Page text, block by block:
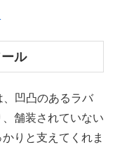
ル
、凹凸のあるラバ
舗装されていない
りと支えてくれま